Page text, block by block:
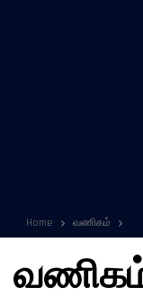
Home வணிகம்